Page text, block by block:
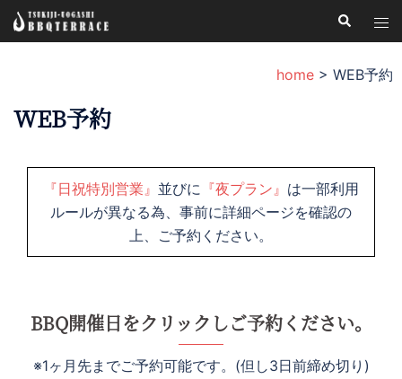
検
索
ト
グ
ル
home > WEB予約
WEB予約
『日祝特別営業』 並びに 『夜プラン』 は一部利用
ルールが異なる為、事前に詳細ページを確認の
上、ご予約ください。
BBQ開催日をクリックしご予約ください。
※1ヶ月先までご予約可能です。(但し3日前締め切り)